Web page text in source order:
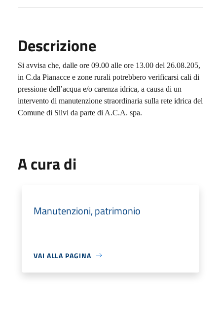
Descrizione
Si avvisa che, dalle ore 09.00 alle ore 13.00 del 26.08.205,
in C.da Pianacce e zone rurali potrebbero verificarsi cali di
pressione dell’acqua e/o carenza idrica, a causa di un
intervento di manutenzione straordinaria sulla rete idrica del
Comune di Silvi da parte di A.C.A. spa.
A cura di
Manutenzioni, patrimonio
VAI ALLA PAGINA